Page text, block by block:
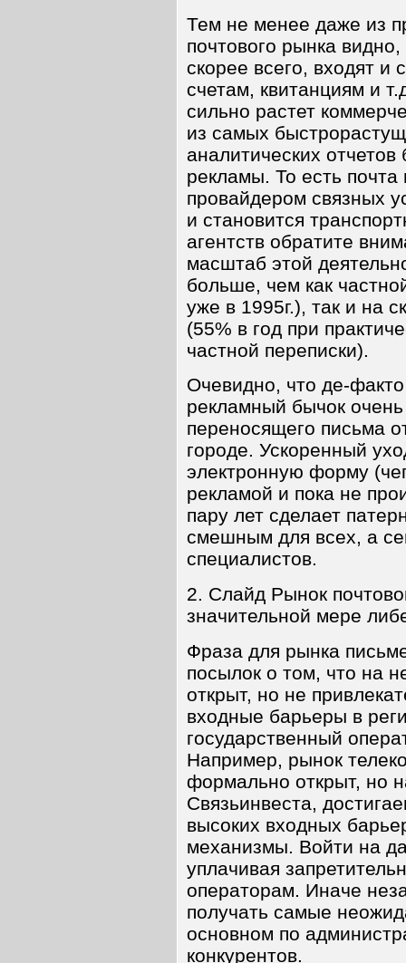
Тем не менее даже из
почтового рынка
скорее всего, входят и
счетам, квитанциям и
сильно растет
из самых
аналитических
рекламы. То есть почта
провайдером связных
и становится
агентств обратите
масштаб этой
больше, чем как
уже в 1995г.), так и на
(55% в год при
частной переписки).
Очевидно, что де-
рекламный бычок очень
переносящего письма
городе. Ускоренный
электронную форму
рекламой и пока не
пару лет сделает
смешным для всех, а
специалистов.
2. Слайд Рынок
значительной мере
Фраза для рынка
посылок о том, что на
открыт, но не
входные барьеры в
государственный
Например, рынок
формально открыт, но
Связьинвеста,
высоких входных
механизмы. Войти на
уплачивая
операторам. Иначе
получать самые
основном по
конкурентов.